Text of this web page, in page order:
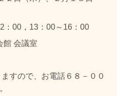
00，13：00～16：00
会議室
すので、お電話６８－００